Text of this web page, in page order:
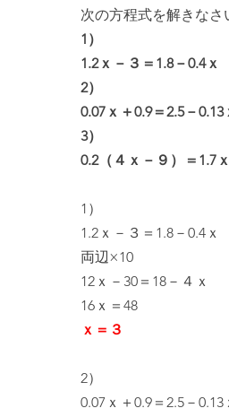
次の方程式を解きなさ
1）
1.2ｘ－３＝1.8－0.4ｘ
2）
0.07ｘ＋0.9＝2.5－0.13
3）
0.2（４ｘ－９）＝1.7
1）
1.2ｘ－３＝1.8－0.4ｘ
両辺×10
12ｘ－30＝18－４ｘ
16ｘ＝48
ｘ＝３
2）
0.07ｘ＋0.9＝2.5－0.13